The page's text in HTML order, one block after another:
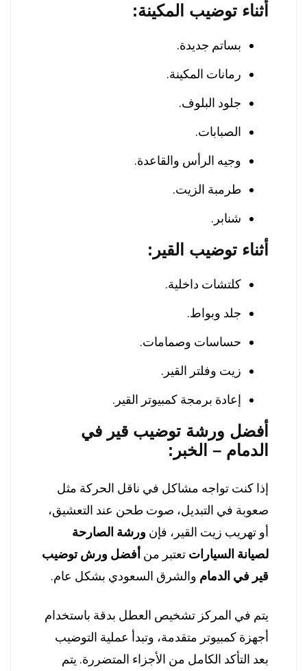
أثناء توضيب المكينة:
بساتم جديدة.
رمانات المكينة.
جلود البلوف.
الصبابات.
وجيه الرأس والقاعدة.
طرمبة الزيت.
شنابر.
أثناء توضيب القير:
كلتشات داخلية.
جلد وبواط.
حساسات وصمامات.
زيت وفلتر القير.
إعادة برمجة كمبيوتر القير.
أفضل ورشة توضيب قير في
الدمام – الخبر:
إذا كنت تواجه مشاكل في ناقل الحركة مثل
صعوبة في التبديل، صوت طحن عند التعشيق،
أو تهريب زيت القير، فإن ورشة الصارحة
لصيانة السيارات تعتبر من أفضل ورش توضيب
قير في الدمام والشرق السعودي بشكل عام.
يتم في المركز تشخيص العطل بدقة باستخدام
أجهزة كمبيوتر متقدمة، وتبدأ عملية التوضيب
بعد التأكد الكامل من الأجزاء المتضررة. يتم